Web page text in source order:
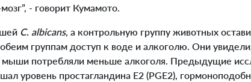
- говорит Кумамото.
C. albicans, а контрольную группу животных
группам доступ к воде и алкоголю. Они
мыши потребляли меньше алкоголя. Предыдущие
уровень простагландина E2 (PGE2),